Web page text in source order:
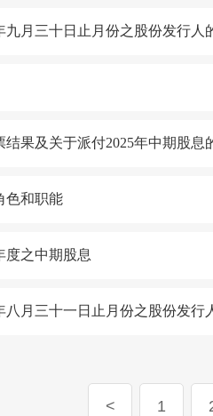
九月三十日止月份之股份发行人
结果及关于派付2025年中期股息
色和职能
度之中期股息
八月三十一日止月份之股份发行
1